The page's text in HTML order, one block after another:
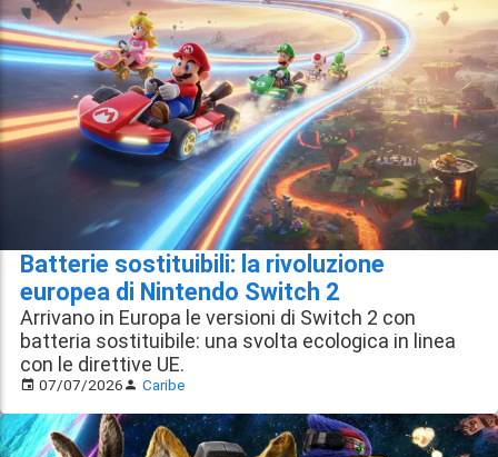
Batterie sostituibili: la rivoluzione
europea di Nintendo Switch 2
Arrivano in Europa le versioni di Switch 2 con
batteria sostituibile: una svolta ecologica in linea
con le direttive UE.
07/07/2026 Caribe